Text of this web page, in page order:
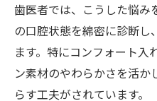
歯医者では、こうした悩み
の口腔状態を綿密に診断
ます。特にコンフォート入
ン素材のやわらかさを活
らす工夫がされています。